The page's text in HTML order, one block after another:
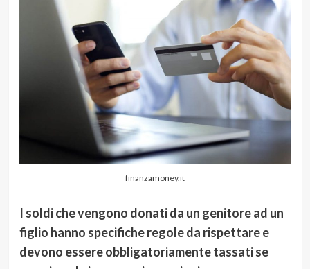
finanzamoney.it
I soldi che vengono donati da un genitore ad un
figlio hanno specifiche regole da rispettare e
devono essere obbligatoriamente tassati se